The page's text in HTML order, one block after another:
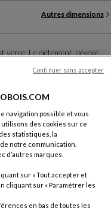
Autres dimensions
verre. Le piétement, dévoilé
de pièces de verre
Un jeu de teintes, de
magasin
navigation possible et vous
des cookies sur ce
statistiques, la
notre communication.
d’autres marques.
sur « Tout accepter et
cliquant sur « Paramétrer les
en bas de toutes les
Continuer sans accepter